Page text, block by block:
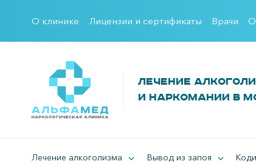
О клинике Лицензии и сертификаты Врачи
Лечение
и наркомании в
Лечение алкоголизма Вывод из запоя